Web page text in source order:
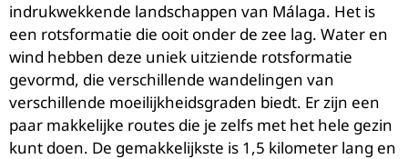
indrukwekkende landschappen van Málaga. Het is
een rotsformatie die ooit onder de zee lag. Water en
wind hebben deze uniek uitziende rotsformatie
gevormd, die verschillende wandelingen van
verschillende moeilijkheidsgraden biedt. Er zijn een
paar makkelijke routes die je zelfs met het hele gezin
kunt doen. De gemakkelijkste is 1,5 kilometer lang en